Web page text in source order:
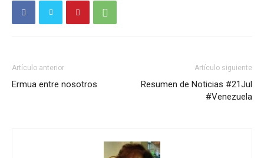
Artículo anterior
Ermua entre nosotros
Artículo siguiente
Resumen de Noticias #21Jul
#Venezuela